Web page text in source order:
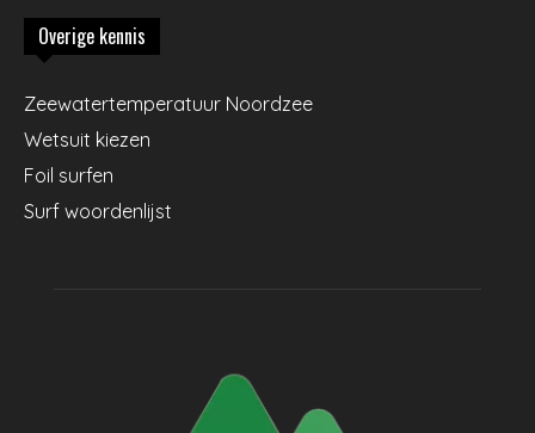
Overige kennis
Zeewatertemperatuur Noordzee
Wetsuit kiezen
Foil surfen
Surf woordenlijst